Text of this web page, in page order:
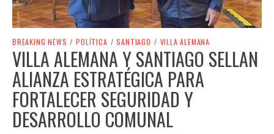
BREAKING NEWS / POLÍTICA / SANTIAGO / VILLA ALEMANA
VILLA ALEMANA Y SANTIAGO SELLAN
ALIANZA ESTRATÉGICA PARA
FORTALECER SEGURIDAD Y
DESARROLLO COMUNAL